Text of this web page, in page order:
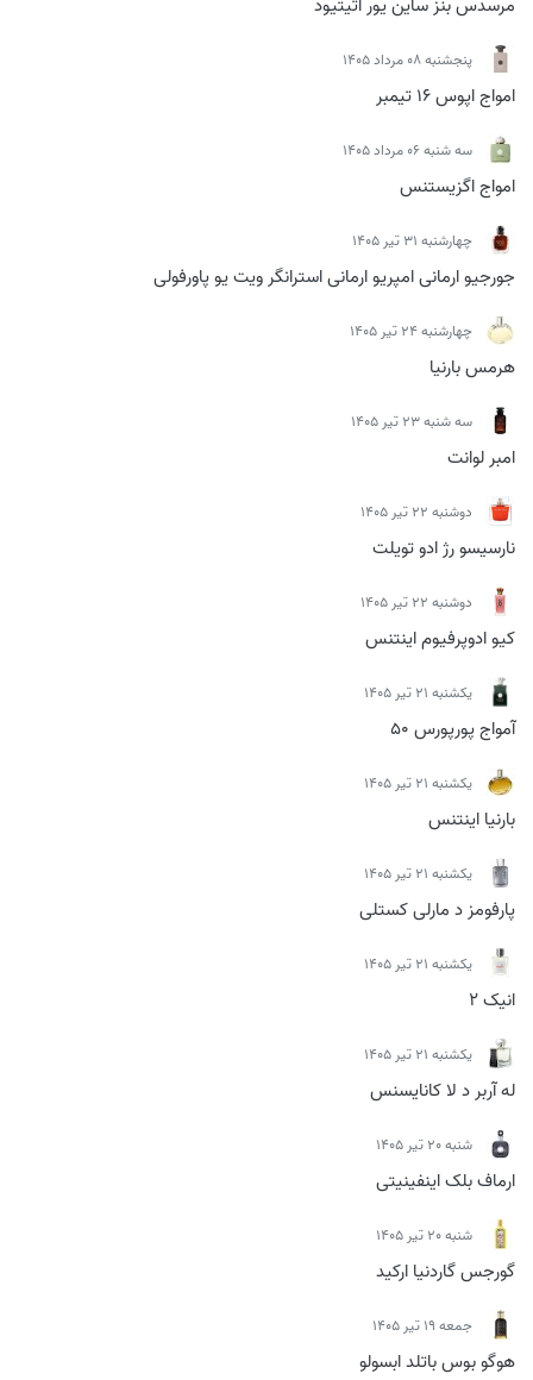
پنجشنبه 08 مرداد 1405
امواج اپوس 16 تیمبر
سه شنبه 06 مرداد 1405
امواج اگزیستنس
چهارشنبه 31 تیر 1405
جورجیو ارمانی امپریو ارمانی استرانگر ویت یو پاورفولی
چهارشنبه 24 تیر 1405
هرمس بارنیا
سه شنبه 23 تیر 1405
امبر لوانت
دوشنبه 22 تیر 1405
نارسیسو رژ ادو تویلت
دوشنبه 22 تیر 1405
کیو ادوپرفیوم اینتنس
يكشنبه 21 تیر 1405
آمواج پورپورس 50
يكشنبه 21 تیر 1405
بارنیا اینتنس
يكشنبه 21 تیر 1405
پارفومز د مارلی کستلی
يكشنبه 21 تیر 1405
انیک 2
يكشنبه 21 تیر 1405
له آربر د لا کانایسنس
شنبه 20 تیر 1405
ارماف بلک اینفینیتی
شنبه 20 تیر 1405
گورجس گاردنیا ارکید
جمعه 19 تیر 1405
هوگو بوس باتلد ابسولو